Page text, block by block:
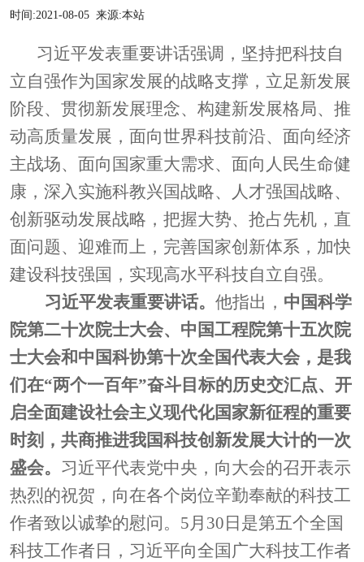
时间:2021-08-05来源:本站
习近平发表重要讲话强调，坚持把科技自
立自强作为国家发展的战略支撑，立足新发展
阶段、贯彻新发展理念、构建新发展格局、推
动高质量发展，面向世界科技前沿、面向经济
主战场、面向国家重大需求、面向人民生命健
康，深入实施科教兴国战略、人才强国战略、
创新驱动发展战略，把握大势、抢占先机，直
面问题、迎难而上，完善国家创新体系，加快
建设科技强国，实现高水平科技自立自强。
习近平发表重要讲话。他指出， 中国科学
院第二十次院士大会、中国工程院第十五次院
士大会和中国科协第十次全国代表大会，是我
们在“两个一百年”奋斗目标的历史交汇点、开
启全面建设社会主义现代化国家新征程的重要
时刻，共商推进我国科技创新发展大计的一次
盛会。 习近平代表党中央，向大会的召开表示
热烈的祝贺，向在各个岗位辛勤奉献的科技工
作者致以诚挚的慰问。 5月30日是第五个全国
科技工作者日，习近平向全国广大科技工作者